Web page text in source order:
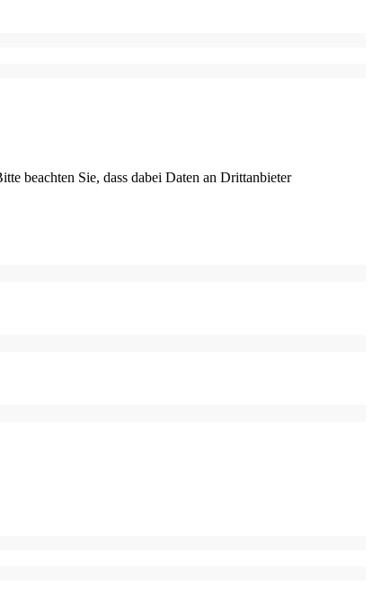
beachten Sie, dass dabei Daten an Drittanbieter